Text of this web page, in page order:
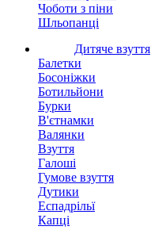
Чоботи з піни
Шльопанці
Дитяче взуття
Балетки
Босоніжки
Ботильйони
Бурки
В'єтнамки
Валянки
Взуття
Галоші
Гумове взуття
Дутики
Еспадрільї
Капці